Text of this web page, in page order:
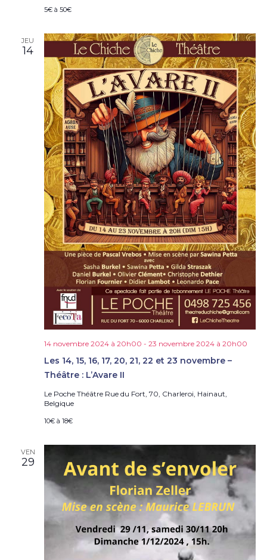
5€ à 50€
JEU
14
Les 14, 15, 16, 17, 20, 21, 22 et 23 novembre –
Théâtre : L’Avare II
14 novembre 2024 à 20h00 - 23 novembre 2024 à 20h00
Le Poche Théâtre Rue du Fort, 70, Charleroi, Hainaut,
Belgique
10€ à 18€
VEN
29